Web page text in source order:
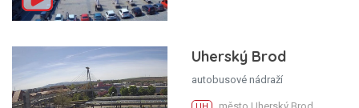
Uherský Brod
autobusové nádraží